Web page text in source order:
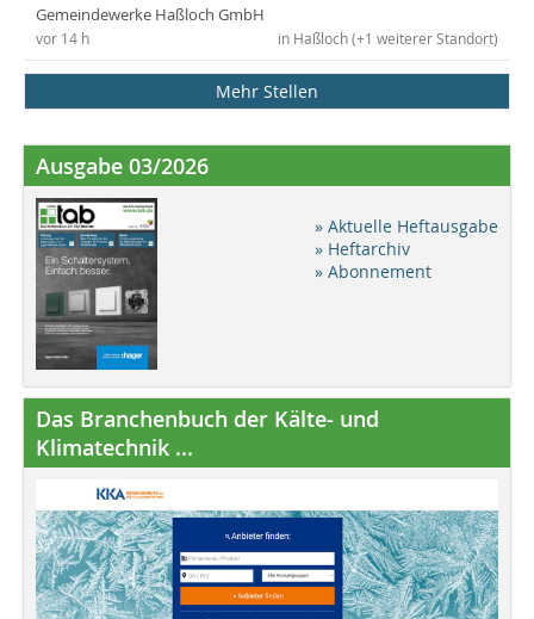
Gemeindewerke Haßloch GmbH
in Haßloch (+1 weiterer Standort)
vor 14 h
Mehr Stellen
Ausgabe 03/2026
» Aktuelle Heftausgabe
» Heftarchiv
» Abonnement
Das Branchenbuch der Kälte- und
Klimatechnik ...